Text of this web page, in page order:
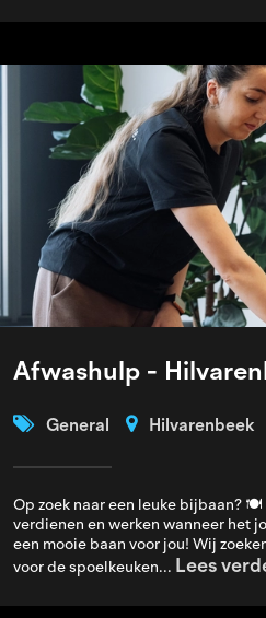
Afwashulp -
General Hilvarenbeek
Op zoek naar een leuke bijbaan?
verdienen en werken wanneer het
een mooie baan voor jou! Wij
voor de spoelkeuken... Lees